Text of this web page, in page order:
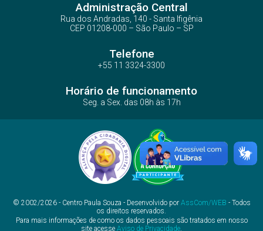
Administração Central
Rua dos Andradas, 140 - Santa Ifigênia
CEP 01208-000 – São Paulo – SP
Telefone
+55 11 3324-3300
Horário de funcionamento
Seg. a Sex. das 08h às 17h
© 2002/2026 - Centro Paula Souza - Desenvolvido por AssCom/WEB - Todos
os direitos reservados.
Para mais informações de como os dados pessoais são tratados em nosso
site acesse Aviso de Privacidade.